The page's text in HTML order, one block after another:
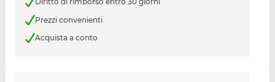
Prezzi convenienti
Acquista a conto